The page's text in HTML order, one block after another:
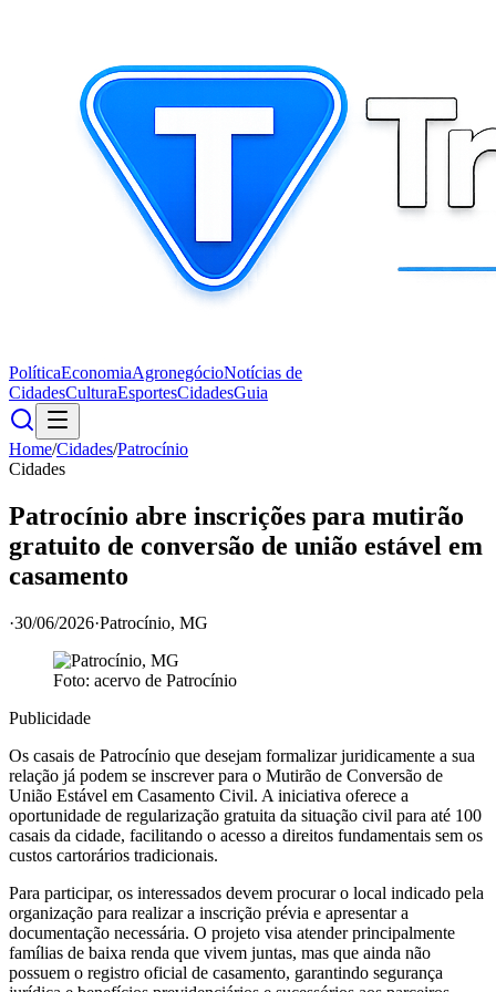
PolíticaEconomiaAgronegócioNotícias de
CidadesCulturaEsportesCidadesGuia
Home/Cidades/Patrocínio
Cidades
Patrocínio abre inscrições para mutirão
gratuito de conversão de união estável em
casamento
·30/06/2026·Patrocínio, MG
Foto: acervo de Patrocínio
Publicidade
Os casais de Patrocínio que desejam formalizar juridicamente a sua
relação já podem se inscrever para o Mutirão de Conversão de
União Estável em Casamento Civil. A iniciativa oferece a
oportunidade de regularização gratuita da situação civil para até 100
casais da cidade, facilitando o acesso a direitos fundamentais sem os
custos cartorários tradicionais.
Para participar, os interessados devem procurar o local indicado pela
organização para realizar a inscrição prévia e apresentar a
documentação necessária. O projeto visa atender principalmente
famílias de baixa renda que vivem juntas, mas que ainda não
possuem o registro oficial de casamento, garantindo segurança